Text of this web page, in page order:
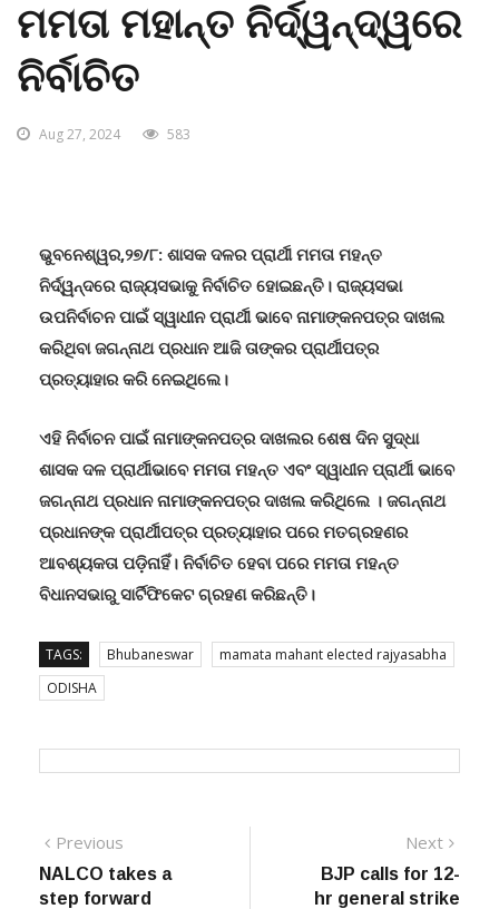
ମମତା ମହାନ୍ତ ନିର୍ଦ୍ୱନ୍ଦ୍ୱରେ
ନିର୍ବାଚିତ
Aug 27, 2024 583
ଭୁବନେଶ୍ୱର,୨୭/୮: ଶାସକ ଦଳର ପ୍ରାର୍ଥୀ ମମତା ମହନ୍ତ
ନିର୍ଦ୍ୱନ୍ଦରେ ରାଜ୍ୟସଭାକୁ ନିର୍ବାଚିତ ହୋଇଛନ୍ତି। ରାଜ୍ୟସଭା
ଉପନିର୍ବାଚନ ପାଇଁ ସ୍ୱାଧୀନ ପ୍ରାର୍ଥୀ ଭାବେ ନାମାଙ୍କନପତ୍ର ଦାଖଲ
କରିଥିବା ଜଗନ୍ନାଥ ପ୍ରଧାନ ଆଜି ତାଙ୍କର ପ୍ରାର୍ଥୀପତ୍ର
ପ୍ରତ୍ୟାହାର କରି ନେଇଥିଲେ।
ଏହି ନିର୍ବାଚନ ପାଇଁ ନାମାଙ୍କନପତ୍ର ଦାଖଲର ଶେଷ ଦିନ ସୁଦ୍ଧା
ଶାସକ ଦଳ ପ୍ରାର୍ଥୀଭାବେ ମମତା ମହନ୍ତ ଏବଂ ସ୍ୱାଧୀନ ପ୍ରାର୍ଥୀ ଭାବେ
ଜଗନ୍ନାଥ ପ୍ରଧାନ ନାମାଙ୍କନପତ୍ର ଦାଖଲ କରିଥିଲେ । ଜଗନ୍ନାଥ
ପ୍ରଧାନଙ୍କ ପ୍ରାର୍ଥୀପତ୍ର ପ୍ରତ୍ୟାହାର ପରେ ମତଗ୍ରହଣର
ଆବଶ୍ୟକତା ପଡ଼ିନାହିଁ। ନିର୍ବାଚିତ ହେବା ପରେ ମମତା ମହନ୍ତ
ବିଧାନସଭାରୁ ସାର୍ଟିଫିକେଟ ଗ୍ରହଣ କରିଛନ୍ତି।
TAGS: Bhubaneswar
mamata mahant elected rajyasabha
ODISHA
Post
navigation
Previous
post:
NALCO takes a
step forward
Next
BJP calls for 12-
hr general strike